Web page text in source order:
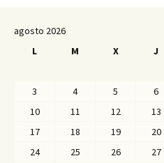
agosto 2026
L
M X J
3
4 5 6
10
11 12 13
17
18 19 20
24
25 26 27